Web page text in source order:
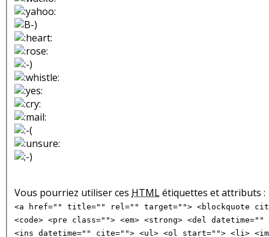
Vous pourriez utiliser ces HTMLétiquettes et attributs :
<a href="" title="" rel="" target=""> <blockquote
<code> <pre class=""> <em> <strong> <del
<ins datetime="" cite=""> <ul> <ol start=""> <li>